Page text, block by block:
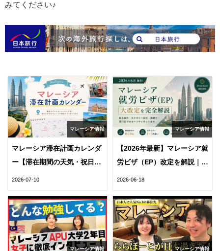
みてください♪
マレーシア情報
マレーシア滞在計画カレンダ
ー【滞在期間の天気・祝日・
2026-07-10
マレーシア情報
【2026年最新】マレーシア就
労ビザ（EP）改定を解説｜給
2026-06-18
マレーシア情報 マレーシア情報